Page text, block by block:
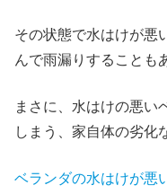
その状態で水はけが悪
んで雨漏りすることも
まさに、水はけの悪い
しまう、家自体の劣化
ベランダの水はけが悪